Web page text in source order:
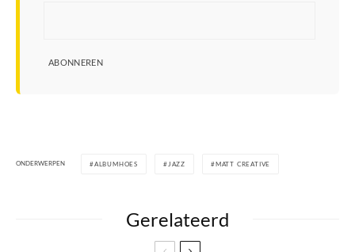
ABONNEREN
ONDERWERPEN ALBUMHOES JAZZ MATT CREATIVE
Gerelateerd